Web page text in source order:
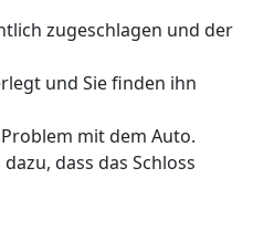
zugeschlagen und der
und Sie finden ihn
mit dem Auto.
dass das Schloss